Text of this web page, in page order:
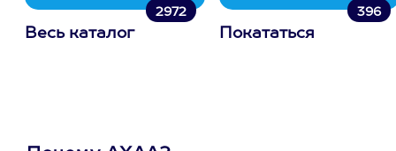
2972
Весь каталог
396
Покататься